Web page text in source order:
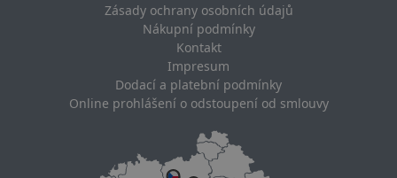
Zásady ochrany osobních údajů
Nákupní podmínky
Kontakt
Impresum
Dodací a platební podmínky
Online prohlášení o odstoupení od smlouvy